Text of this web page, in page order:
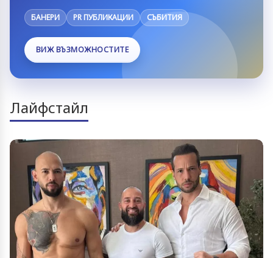
БАНЕРИ PR ПУБЛИКАЦИИ СЪБИТИЯ
ВИЖ ВЪЗМОЖНОСТИТЕ
Лайфстайл